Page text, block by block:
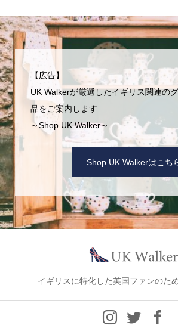
【広告】
UK Walkerが厳選したイギリス関連の
品をご案内します
～Shop UK Walker～
Shop UK Walkerはこち
イギリスに特化した英国ファンのた